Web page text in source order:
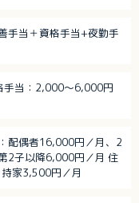
手当＋資格手当+夜勤手
手当：2,000～6,000円
配偶者16,000円／月、2
2子以降6,000円／月 住
家3,500円／月